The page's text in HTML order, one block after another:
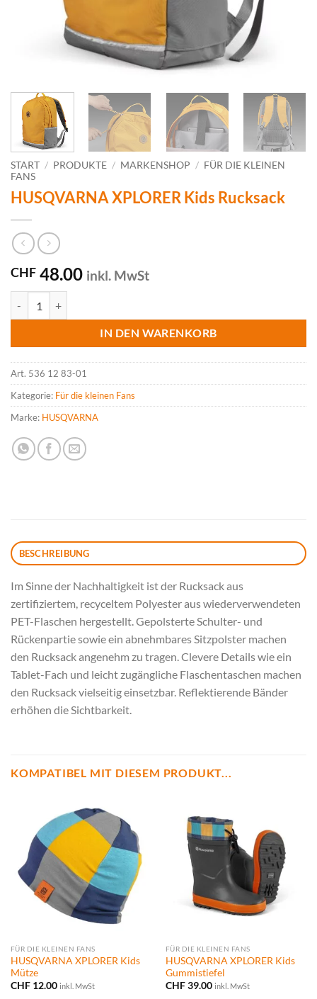
START / PRODUKTE / MARKENSHOP / FÜR DIE KLEINEN
FANS
HUSQVARNA XPLORER Kids Rucksack
CHF 48.00 inkl. MwSt
IN DEN WARENKORB
Art. 536 12 83-01
Kategorie: Für die kleinen Fans
Marke: HUSQVARNA
BESCHREIBUNG
Im Sinne der Nachhaltigkeit ist der Rucksack aus
zertifiziertem, recyceltem Polyester aus wiederverwendeten
PET-Flaschen hergestellt. Gepolsterte Schulter- und
Rückenpartie sowie ein abnehmbares Sitzpolster machen
den Rucksack angenehm zu tragen. Clevere Details wie ein
Tablet-Fach und leicht zugängliche Flaschentaschen machen
den Rucksack vielseitig einsetzbar. Reflektierende Bänder
erhöhen die Sichtbarkeit.
KOMPATIBEL MIT DIESEM PRODUKT...
FÜR DIE KLEINEN FANS
HUSQVARNA XPLORER Kids
Mütze
CHF12.00 inkl. MwSt
FÜR DIE KLEINEN FANS
HUSQVARNA XPLORER Kids
Gummistiefel
CHF39.00 inkl. MwSt